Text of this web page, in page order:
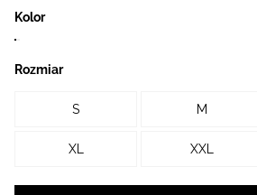
Kolor
Rozmiar
S M
XL XXL